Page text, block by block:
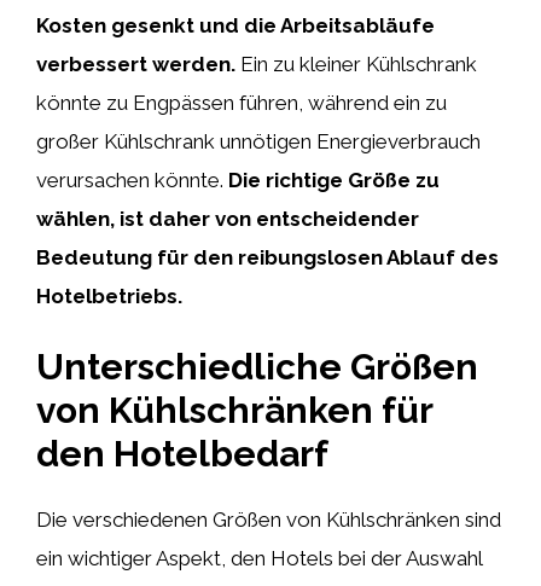
Kosten gesenkt und die Arbeitsabläufe
verbessert werden. Ein zu kleiner Kühlschrank
könnte zu Engpässen führen, während ein zu
großer Kühlschrank unnötigen Energieverbrauch
verursachen könnte. Die richtige Größe zu
wählen, ist daher von entscheidender
Bedeutung für den reibungslosen Ablauf des
Hotelbetriebs.
Unterschiedliche Größen
von Kühlschränken für
den Hotelbedarf
Die verschiedenen Größen von Kühlschränken sind
ein wichtiger Aspekt, den Hotels bei der Auswahl